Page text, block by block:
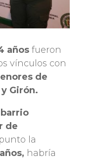
añosfueron
vínculos con
de
Girón.
barrio
de
la
habría